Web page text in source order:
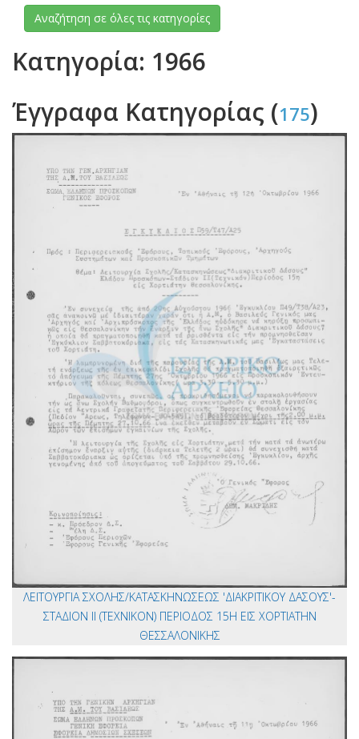
Αναζήτηση σε όλες τις κατηγορίες
Κατηγορία: 1966
Έγγραφα Κατηγορίας (175)
ΛΕΙΤΟΥΡΓΙΑ ΣΧΟΛΗΣ/ΚΑΤΑΣΚΗΝΩΣΕΩΣ 'ΔΙΑΚΡΙΤΙΚΟΥ ΔΑΣΟΥΣ'-
ΣΤΑΔΙΟΝ ΙΙ (ΤΕΧΝΙΚΟΝ) ΠΕΡΙΟΔΟΣ 15Η ΕΙΣ ΧΟΡΤΙΑΤΗΝ
ΘΕΣΣΑΛΟΝΙΚΗΣ